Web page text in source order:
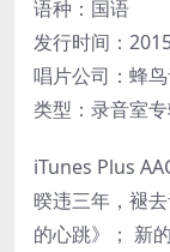
语种：国语
发行时间：
唱片公司：蜂
类型：录音室
iTunes Plus
暌违三年，褪
的心跳》； 新